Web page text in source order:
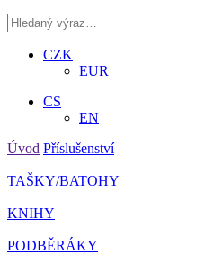
CZK
EUR
CS
EN
Úvod Příslušenství
TAŠKY/BATOHY
KNIHY
PODBĚRÁKY